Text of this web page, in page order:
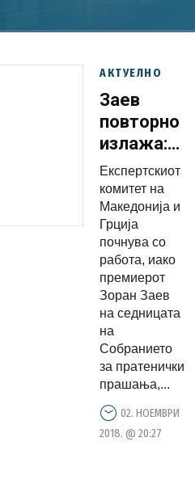
АКТУЕЛНО
Заев
повторно
излажа:
ќе се
менуваат
од
денеска,
нема да
се чека
на
договор
Експертскиот
комитет на
Македонија и
Грција
почнува со
работа, иако
премиерот
Зоран Заев
на седницата
на
Собранието
за пратенички
прашања,...
02. НОЕМВРИ
2018. @ 20:27